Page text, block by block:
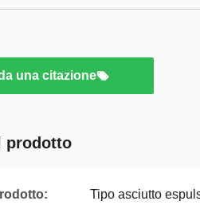
una citazione
prodotto
Tipo asciutto